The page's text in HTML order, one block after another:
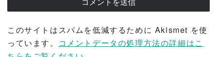
このサイトはスパムを低減するために Akismet を使
っています。
コメントデータの処理方法の詳細はこ